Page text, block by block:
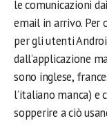
le comunicazioni
email in arrivo. Per
per gli utenti
dall’applicazione
sono inglese,
l’italiano manca) e
sopperire a ciò